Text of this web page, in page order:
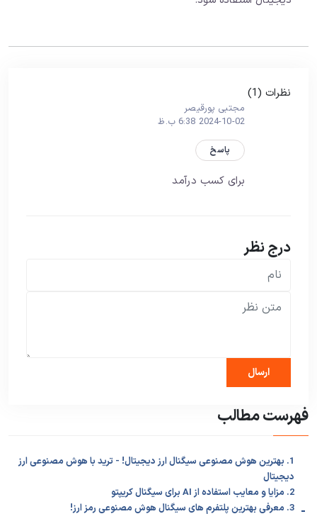
نظرات (1)
مجتبی پورقیصر
2024-10-02 6:38 ب.ظ
پاسخ
برای کسب درآمد
درج نظر
فهرست مطالب
1. بهترین هوش مصنوعی سیگنال ارز دیجیتال! - ترید با هوش مصنوعی ارز
دیجیتال
2. مزایا و معایب استفاده از AI برای سیگنال کریپتو
3. معرفی بهترین پلتفرم های سیگنال هوش مصنوعی رمز ارز!